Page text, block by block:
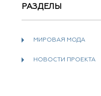
РАЗДЕЛЫ
МИРОВАЯ МОДА
НОВОСТИ ПРОЕКТА